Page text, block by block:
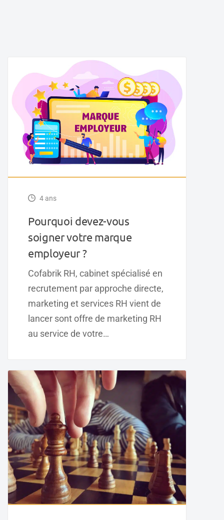
4 ans
Pourquoi devez-vous
soigner votre marque
employeur ?
Cofabrik RH, cabinet spécialisé en
recrutement par approche directe,
marketing et services RH vient de
lancer sont offre de marketing RH
au service de votre…